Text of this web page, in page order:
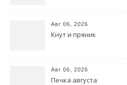
Авг 06, 2026
Кнут и пряник
Авг 06, 2026
Печка августа